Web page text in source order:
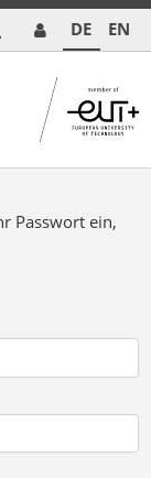
DE EN
Passwort ein,